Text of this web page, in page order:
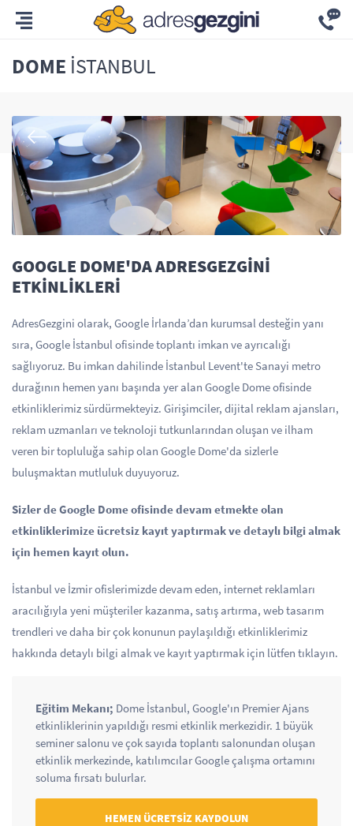
DOME İSTANBUL
GOOGLE DOME'DA ADRESGEZGİNİ
ETKİNLİKLERİ
AdresGezgini olarak, Google İrlanda’dan kurumsal desteğin yanı
sıra, Google İstanbul ofisinde toplantı imkan ve ayrıcalığı
sağlıyoruz. Bu imkan dahilinde İstanbul Levent'te Sanayi metro
durağının hemen yanı başında yer alan Google Dome ofisinde
etkinliklerimiz sürdürmekteyiz. Girişimciler, dijital reklam ajansları,
reklam uzmanları ve teknoloji tutkunlarından oluşan ve ilham
veren bir topluluğa sahip olan Google Dome'da sizlerle
buluşmaktan mutluluk duyuyoruz.
Sizler de Google Dome ofisinde devam etmekte olan
etkinliklerimize ücretsiz kayıt yaptırmak ve detaylı bilgi almak
için hemen kayıt olun.
İstanbul ve İzmir ofislerimizde devam eden, internet reklamları
aracılığıyla yeni müşteriler kazanma, satış artırma, web tasarım
trendleri ve daha bir çok konunun paylaşıldığı etkinliklerimiz
hakkında detaylı bilgi almak ve kayıt yaptırmak için lütfen tıklayın.
Eğitim Mekanı; Dome İstanbul, Google'ın Premier Ajans
etkinliklerinin yapıldığı resmi etkinlik merkezidir. 1 büyük
seminer salonu ve çok sayıda toplantı salonundan oluşan
etkinlik merkezinde, katılımcılar Google çalışma ortamını
soluma fırsatı bulurlar.
HEMEN ÜCRETSİZ KAYDOLUN